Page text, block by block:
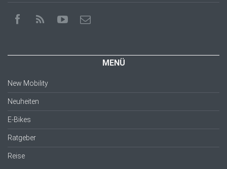
MENÜ
New Mobility
Neuheiten
E-Bikes
Ratgeber
Reise